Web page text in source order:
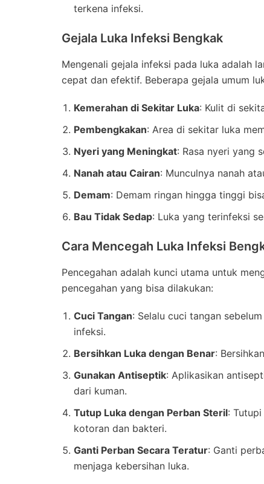
terkena infeksi.
Gejala Luka Infeksi Bengkak
Mengenali gejala infeksi pada luka adalah
cepat dan efektif. Beberapa gejala umum
Kemerahan di Sekitar Luka: Kulit di
Pembengkakan: Area di sekitar luka
Nyeri yang Meningkat: Rasa nyeri yang
Nanah atau Cairan: Munculnya nanah
Demam: Demam ringan hingga tinggi
Bau Tidak Sedap: Luka yang terinfeksi
Cara Mencegah Luka Infeksi
Pencegahan adalah kunci utama untuk
pencegahan yang bisa dilakukan:
Cuci Tangan: Selalu cuci tangan
infeksi.
Bersihkan Luka dengan Benar:
Gunakan Antiseptik: Aplikasikan
dari kuman.
Tutup Luka dengan Perban Steril:
kotoran dan bakteri.
Ganti Perban Secara Teratur: Ganti
menjaga kebersihan luka.